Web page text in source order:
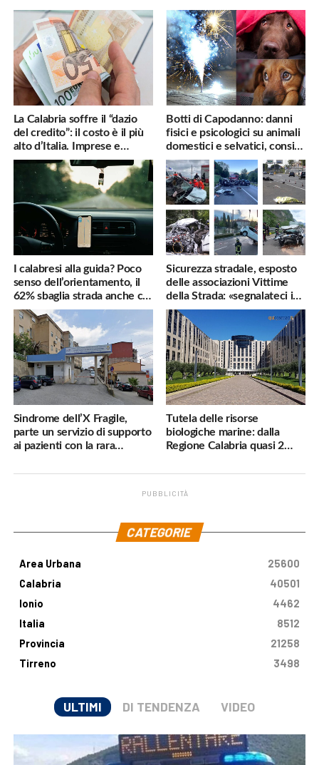
La Calabria soffre il “dazio
del credito”: il costo è il più
alto d’Italia. Imprese e
famiglie penalizzate
Botti di Capodanno: danni
fisici e psicologici su animali
domestici e selvatici, consigli
utili
I calabresi alla guida? Poco
senso dell’orientamento, il
62% sbaglia strada anche col
navigatore
Sicurezza stradale, esposto
delle associazioni Vittime
della Strada: «segnalateci i
pericoli, interverremo
subito»
Sindrome dell’X Fragile,
parte un servizio di supporto
ai pazienti con la rara
Tutela delle risorse
biologiche marine: dalla
Regione Calabria quasi 2
PUBBLICITÀ
CATEGORIE
Area Urbana
25600
Calabria
40501
Ionio
4462
Italia
8512
Provincia
21258
Tirreno
3498
ULTIMI DI TENDENZA VIDEO